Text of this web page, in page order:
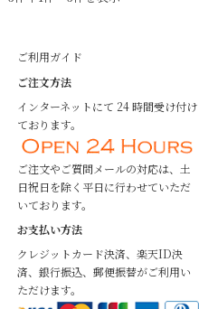
ご利用ガイド
ご注文方法
インターネットにて 24 時間受け付け
ております。
ご注文やご質問メールの対応は、土
日祝日を除く平日に行わせていただ
いております。
お支払い方法
クレジットカード決済、楽天ID決
済、銀行振込、郵便振替がご利用い
ただけます。